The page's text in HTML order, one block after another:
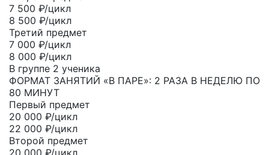
7 500 ₽/цикл
8 500 ₽/цикл
Третий предмет
7 000 ₽/цикл
8 000 ₽/цикл
В группе 2 ученика
ФОРМАТ ЗАНЯТИЙ «В ПАРЕ»: 2 РАЗА В НЕДЕЛЮ ПО
80 МИНУТ
Первый предмет
20 000 ₽/цикл
22 000 ₽/цикл
Второй предмет
20 000 ₽/цикл